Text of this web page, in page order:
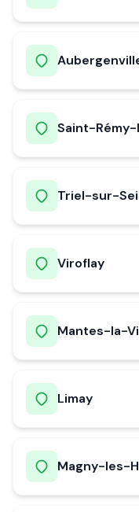
Saint-
Triel-sur-
Viroflay
Mantes-la-
Limay
Magny-les-